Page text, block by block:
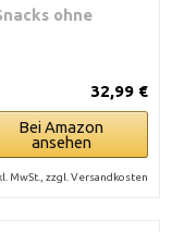
ohne
32,99 €
Bei Amazon
ansehen
MwSt., zzgl. Versandkosten